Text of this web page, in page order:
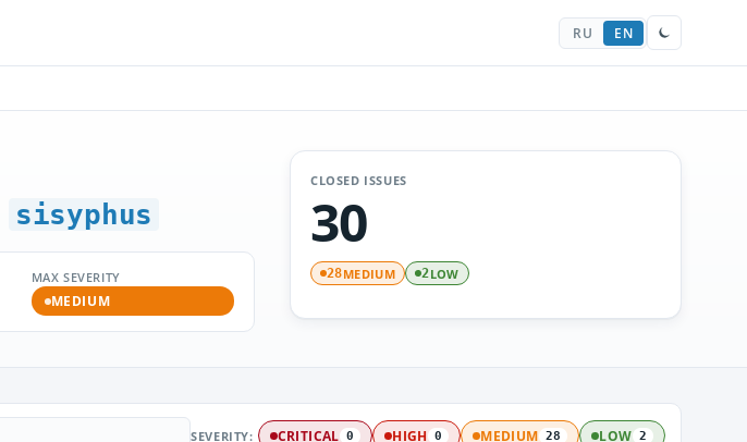
RU EN
sisyphus
MAX SEVERITY
MEDIUM
CLOSED ISSUES
30
28MEDIUM 2LOW
SEVERITY: CRITICAL 0 HIGH 0 MEDIUM 28 LOW 2